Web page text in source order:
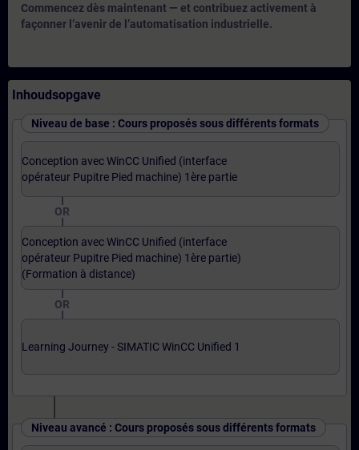
Commencez dès maintenant — et contribuez activement à
façonner l’avenir de l’automatisation industrielle.
Inhoudsopgave
Niveau de base : Cours proposés sous différents formats
Conception avec WinCC Unified (interface
opérateur Pupitre Pied machine) 1ère partie
OR
Conception avec WinCC Unified (interface
opérateur Pupitre Pied machine) 1ère partie)
(Formation à distance)
OR
Learning Journey - SIMATIC WinCC Unified 1
Niveau avancé : Cours proposés sous différents formats